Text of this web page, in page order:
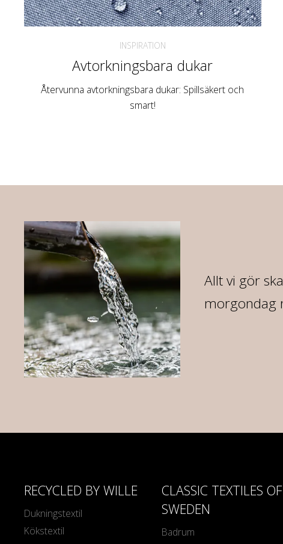
INSPIRATION
Avtorkningsbara dukar
Återvunna avtorkningsbara dukar: Spillsäkert och
smart!
Allt vi gör
morgondag
RECYCLED BY WILLE
Dukningstextil
Kökstextil
CLASSIC TEXTILES OF
SWEDEN
Badrum